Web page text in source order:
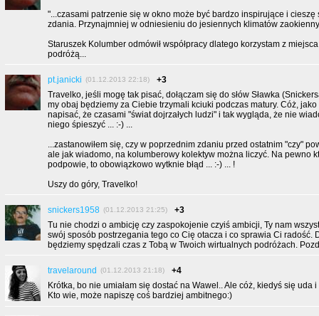
"...czasami patrzenie się w okno może być bardzo inspirujące i cieszę
zdania. Przynajmniej w odniesieniu do jesiennych klimatów
Staruszek Kolumber odmówił współpracy dlatego korzystam z
podróżą...
pt.janicki (01.12.2013 22:18)
+3
Travelko, jeśli mogę tak pisać, dołączam się do słów Sławka
my obaj będziemy za Ciebie trzymali kciuki podczas matury. Cóż,
napisać, że czasami "świat dojrzałych ludzi" i tak wygląda, że nie
niego śpieszyć ... :-) ...
...zastanowiłem się, czy w poprzednim zdaniu przed ostatnim "czy"
ale jak wiadomo, na kolumberowy kolektyw można liczyć. Na pewno
podpowie, to obowiązkowo wytknie błąd ... :-) ... !
Uszy do góry, Travelko!
snickers1958 (01.12.2013 21:25)
+3
Tu nie chodzi o ambicję czy zaspokojenie czyiś ambicji, Ty nam
swój sposób postrzegania tego co Cię otacza i co sprawia Ci radość.
będziemy spędzali czas z Tobą w Twoich wirtualnych podróżach.
travelaround (01.12.2013 21:18)
+4
Krótka, bo nie umiałam się dostać na Wawel.. Ale cóż, kiedyś się uda
Kto wie, może napiszę coś bardziej ambitnego:)